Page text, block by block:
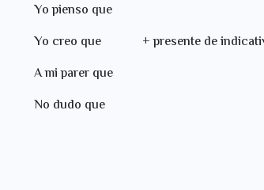
Yo pienso que
Yo creo que +presente de
A mi parer que
No dudo que